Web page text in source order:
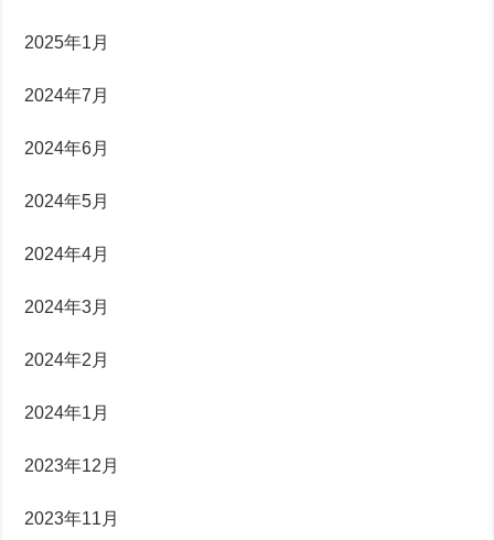
2025年1月
2024年7月
2024年6月
2024年5月
2024年4月
2024年3月
2024年2月
2024年1月
2023年12月
2023年11月